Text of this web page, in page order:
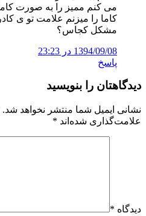
می کنم ممیز را به صورت
کاما را میزنم علامت تو ی
مشکل کجاس؟
1394/09/08 در 23:23
پاسخ
دیدگاهتان را بنویسید
نشانی ایمیل شما منتشر نخواهد شد.
علامت‌گذاری شده‌اند *
دیدگاه *